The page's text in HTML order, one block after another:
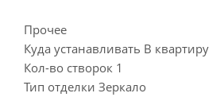
Прочее
Куда устанавливать В квартиру
Кол-во створок 1
Тип отделки Зеркало